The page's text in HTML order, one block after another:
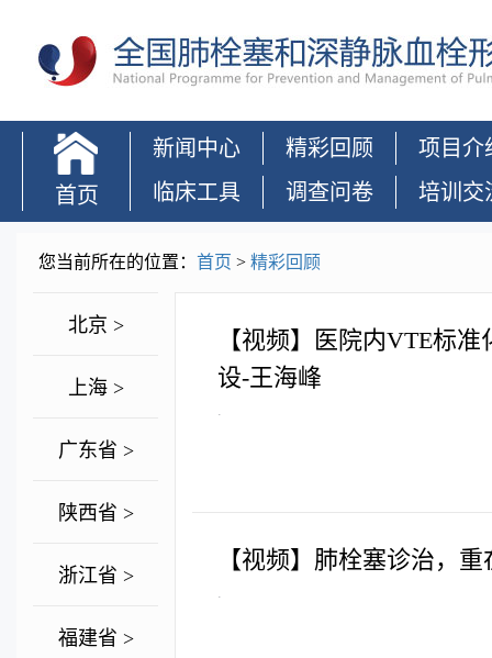
首页
新闻中心 精彩回顾
项目介
临床工具
调查问卷 培训交
您当前所在的位置： 首页 > 精彩回顾
北京 >
上海 >
广东省 >
陕西省 >
浙江省 >
福建省 >
【视频】医院内VTE标
设-王海峰
.
【视频】肺栓塞诊治，
.